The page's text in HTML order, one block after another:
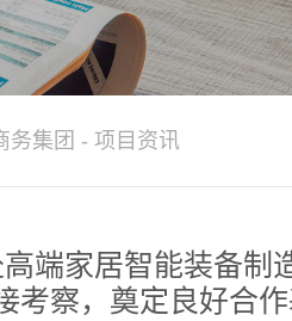
务集团 - 项目资讯
端家居智能装备制
考察，奠定良好合